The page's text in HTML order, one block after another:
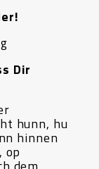
Dir
hunn, hu
hinnen
op